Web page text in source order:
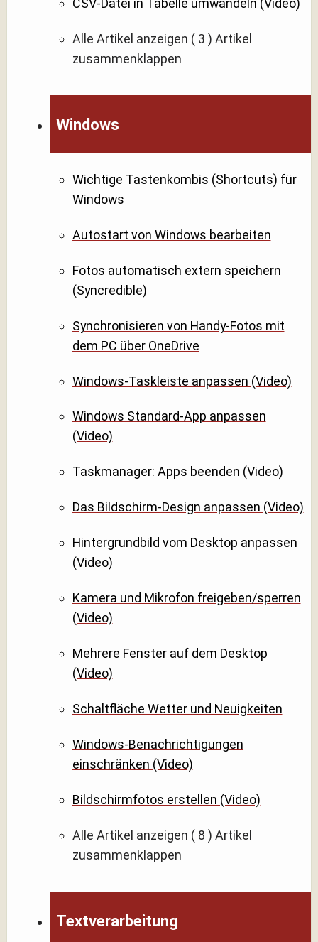
CSV-Datei in Tabelle umwandeln (Video)
Alle Artikel anzeigen ( 3 ) Artikel
zusammenklappen
Windows
Wichtige Tastenkombis (Shortcuts) für
Windows
Autostart von Windows bearbeiten
Fotos automatisch extern speichern
(Syncredible)
Synchronisieren von Handy-Fotos mit
dem PC über OneDrive
Windows-Taskleiste anpassen (Video)
Windows Standard-App anpassen
(Video)
Taskmanager: Apps beenden (Video)
Das Bildschirm-Design anpassen (Video)
Hintergrundbild vom Desktop anpassen
(Video)
Kamera und Mikrofon freigeben/sperren
(Video)
Mehrere Fenster auf dem Desktop
(Video)
Schaltfläche Wetter und Neuigkeiten
Windows-Benachrichtigungen
einschränken (Video)
Bildschirmfotos erstellen (Video)
Alle Artikel anzeigen ( 8 ) Artikel
zusammenklappen
Textverarbeitung